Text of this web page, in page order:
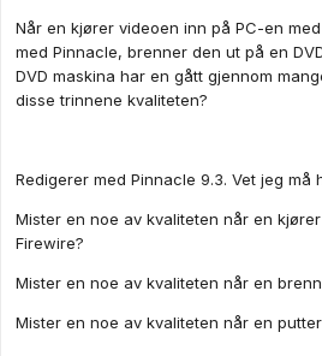
Når en kjører videoen inn på PC-en
med Pinnacle, brenner den ut på en
DVD maskina har en gått gjennom
disse trinnene kvaliteten?
Redigerer med Pinnacle 9.3. Vet jeg må
Mister en noe av kvaliteten når en
Firewire?
Mister en noe av kvaliteten når en
Mister en noe av kvaliteten når en